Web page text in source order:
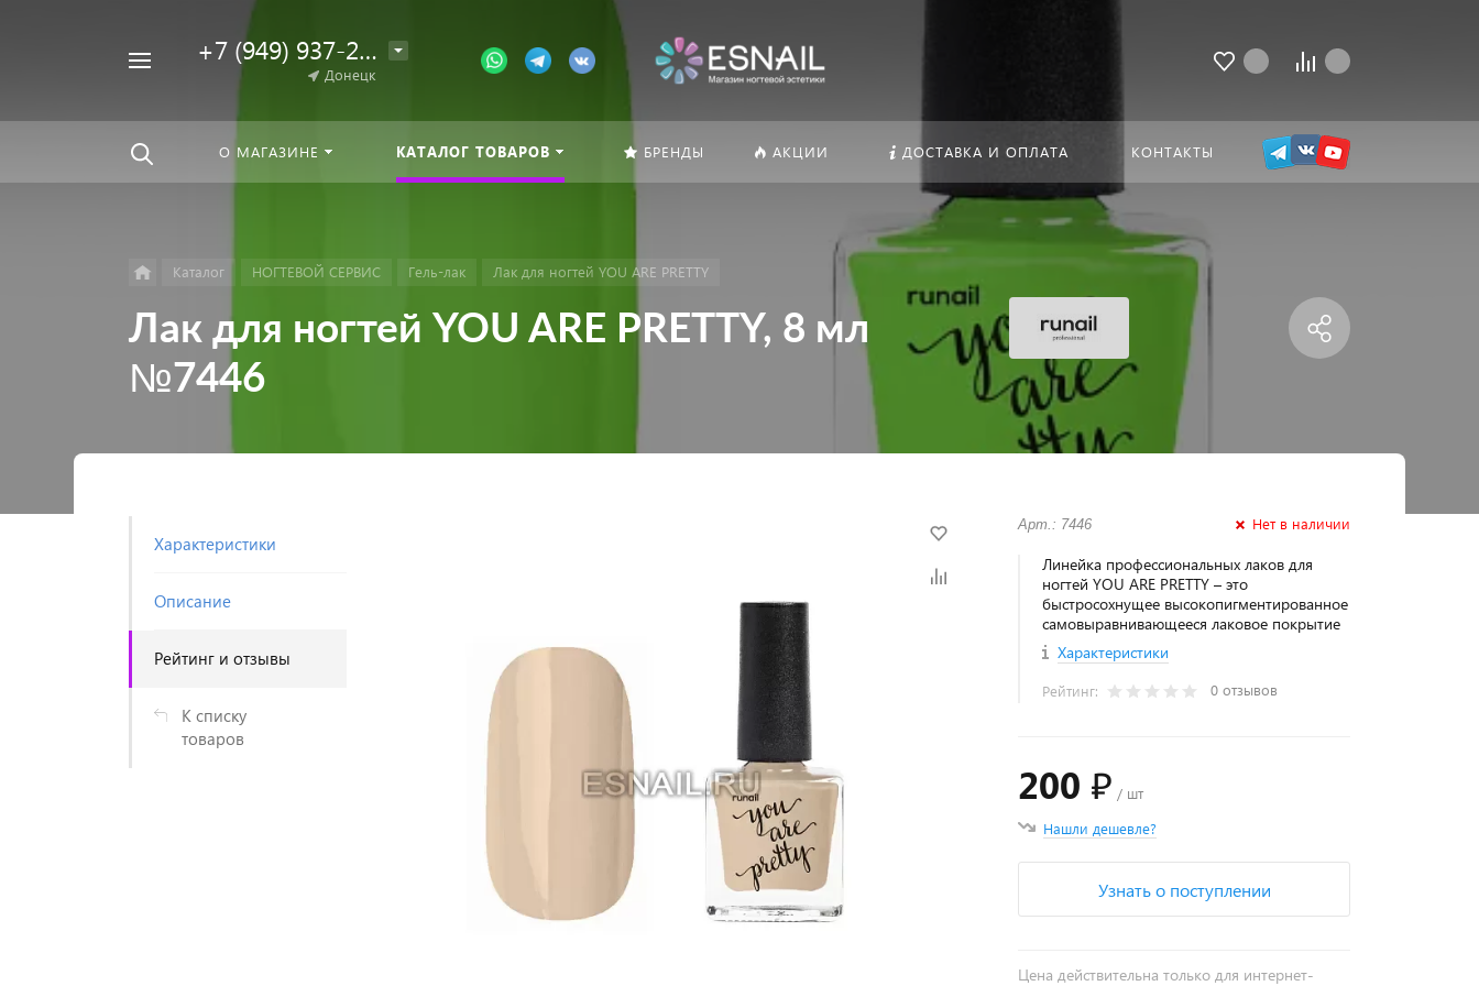
+7 (949) 937-25-64
Донецк
О МАГАЗИНЕ КАТАЛОГ ТОВАРОВ БРЕНДЫ АКЦИИ ДОСТАВКА И ОПЛАТА КОНТАКТЫ
Каталог НОГТЕВОЙ СЕРВИС Гель-лак Лак для ногтей YOU ARE PRETTY
Лак для ногтей YOU ARE PRETTY, 8 мл
№7446
Характеристики
Описание
Рейтинг и отзывы
К списку
товаров
Арт.: 7446 Нет в наличии
Линейка профессиональных лаков для
ногтей YOU ARE PRETTY – это
быстросохнущее высокопигментированное
самовыравнивающееся лаковое покрытие
Характеристики
Рейтинг: 0 отзывов
200 ₽ / шт
Нашли дешевле?
Узнать о поступлении
Цена действительна только для интернет-